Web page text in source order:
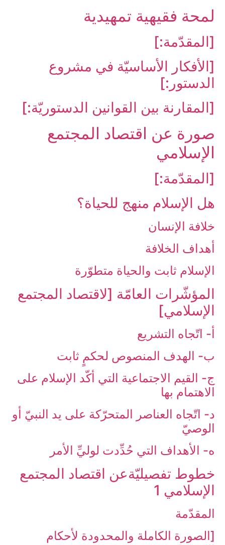
لمحة فقيهية تمهيدية
[المقدّمة:]
[الأفكار الأساسيّة في مشروع
الدستور:]
[المقارنة بين القوانين الدستوريّة:]
صورة عن اقتصاد المجتمع
الإسلامي‏
[المقدّمة:]
هل الإسلام منهج للحياة؟
خلافة الإنسان‏
أهداف الخلافة
الإسلام ثابت والحياة متطوّرة
المؤشّرات العامّة [لاقتصاد المجتمع
الإسلامي‏]
أ- اتّجاه التشريع‏
ب- الهدف المنصوص لحكمٍ ثابت‏
ج- القيم الاجتماعية التي أكّد الإسلام على
الاهتمام بها
د- اتّجاه العناصر المتحرّكة على يد النبيّ أو
الوصيّ‏
ه- الأهداف التي حُدِّدت لوليِّ الأمر
خطوط تفصيليّةعن اقتصاد المجتمع
الإسلامي 1
المقدّمة
[الصورة الكاملة والمحدودة لأحكام